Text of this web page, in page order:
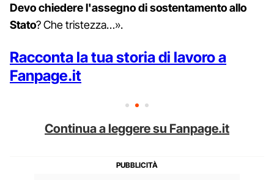
Devo chiedere l'assegno di sostentamento allo
Stato? Che tristezza…».
Racconta la tua storia di lavoro a
Fanpage.it
Continua a leggere su Fanpage.it